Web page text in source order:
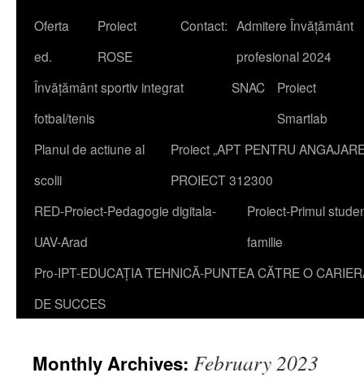
content
Oferta
ed.
Proiect
ROSE
Contact: Admitere Învățământ
profesional 2024
Învățământ sportiv integrat
fotbal/tenis
SNAC
Proiect
Smartlab
Planul de actiune al
scolii
Proiect „APT PENTRU
PROIECT 312300
RED-Proiect-Pedagogie digitala-
UAV-Arad
Proiect-Primul
familie
Pro-IPT-EDUCAȚIA TEHNICĂ-PUNTEA CĂTRE O
DE SUCCES
Monthly Archives: February 2023